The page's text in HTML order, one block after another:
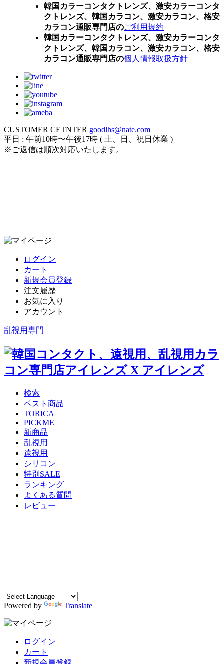
韓国カラーコンタクトレンズ、激安カラーコンタ
クトレンズ、韓国カラコン、激安カラコン、格安
カラコン通販専門店のご利用規約
韓国カラーコンタクトレンズ、激安カラーコンタ
クトレンズ、韓国カラコン、激安カラコン、格安
カラコン通販専門店の個人情報取扱方針
CUSTOMER CETNTER goodlhs@nate.com
平日 : 午前10時〜午後17時 ( 土、日、祝日休業 )
※ご返信は順次対応いたします。
ログイン
カート
新規会員登録
注文履歴
お気に入り
アカウント
乱視用専門
検索
ベスト商品
TORICA
PICKME
新商品
乱視用
遠視用
シリコン
特別SALE
ランキング
よくある質問
レビュー
Powered by Translate
ログイン
カート